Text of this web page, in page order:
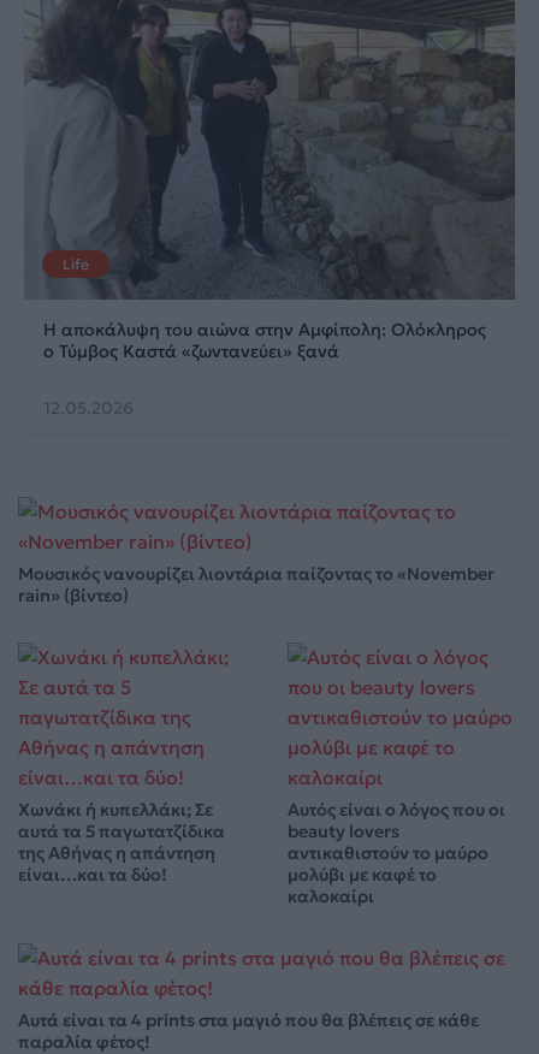
Life
Η αποκάλυψη του αιώνα στην Αμφίπολη: Ολόκληρος
ο Τύμβος Καστά «ζωντανεύει» ξανά
12.05.2026
Μουσικός νανουρίζει λιοντάρια παίζοντας το «November
rain» (βίντεο)
Χωνάκι ή κυπελλάκι; Σε
αυτά τα 5 παγωτατζίδικα
της Αθήνας η απάντηση
είναι…και τα δύο!
Αυτός είναι ο λόγος που οι
beauty lovers
αντικαθιστούν το μαύρο
μολύβι με καφέ το
καλοκαίρι
Αυτά είναι τα 4 prints στα μαγιό που θα βλέπεις σε κάθε
παραλία φέτος!